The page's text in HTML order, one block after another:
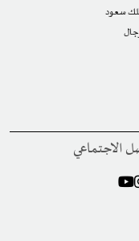
سعود
الاجتماعي